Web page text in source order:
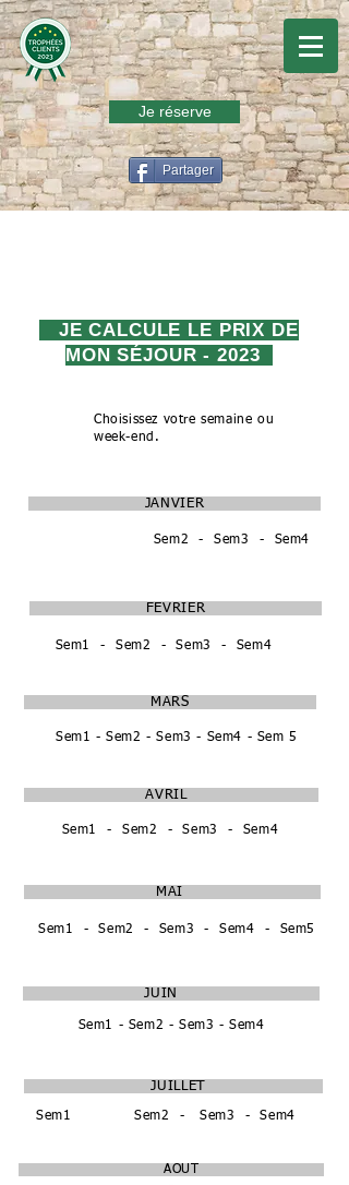
Je réserve
Partager
JE CALCULE LE PRIX DE
MON SÉJOUR - 2023
Choisissez votre semaine ou
week-end.
JANVIER
Sem2 - Sem3 - Sem4
FEVRIER
Sem1 - Sem2 - Sem3 - Sem4
MARS
Sem1 - Sem2 - Sem3 - Sem4 - Sem 5
AVRIL
Sem1 - Sem2 - Sem3 - Sem4
MAI
Sem1 - Sem2 - Sem3 - Sem4 - Sem5
JUIN
Sem1 - Sem2 - Sem3 - Sem4
JUILLET
Sem1 Sem2 - Sem3 - Sem4
AOUT